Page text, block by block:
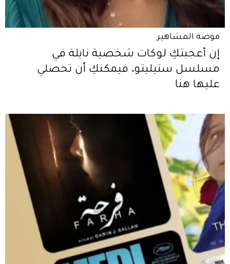
موضة المشاهير
إن أعجبتكِ لوكات شخصية نايلة في
مسلسل ستيليتو، فيمكنكِ أن تحصلي
عليها هنا